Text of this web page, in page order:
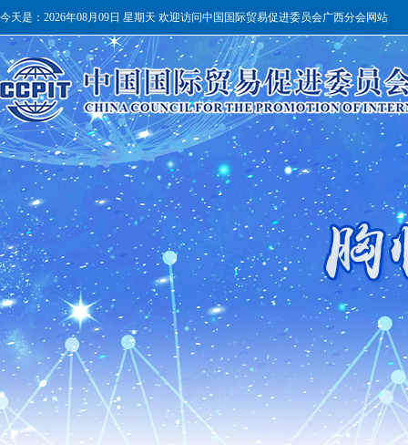
今天是： 2026年08月09日 星期天 欢迎访问中国国际贸易促进委员会广西分会网站